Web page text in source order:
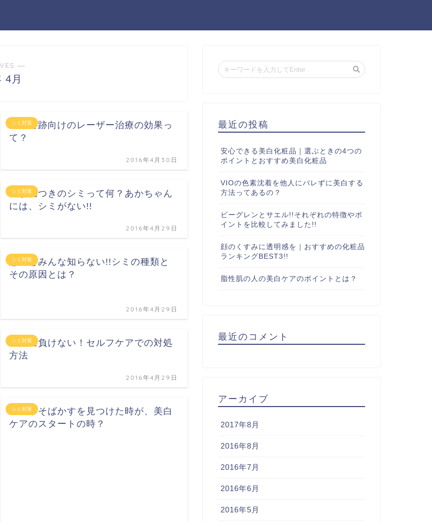
―
4月
シミ対策
ニキビ跡向けのレーザー治療の効果っ
て？
2016年4月30日
シミ対策
生まれつきのシミって何？あかちゃん
には、シミがない!!
2016年4月29日
シミ対策
意外とみんな知らない!!シミの種類と
その原因とは？
2016年4月29日
シミ対策
シミに負けない！セルフケアでの対処
方法
2016年4月29日
シミ対策
シミやそばかすを見つけた時が、美白
ケアのスタートの時？
最近の投稿
安心できる美白化粧品｜選ぶときの4つの
ポイントとおすすめ美白化粧品
VIOの色素沈着を他人にバレずに美白する
方法ってあるの？
ビーグレンとサエル!!それぞれの特徴やポ
イントを比較してみました!!
顔のくすみに透明感を｜おすすめの化粧品
ランキングBEST3!!
脂性肌の人の美白ケアのポイントとは？
最近のコメント
アーカイブ
2017年8月
2016年8月
2016年7月
2016年6月
2016年5月